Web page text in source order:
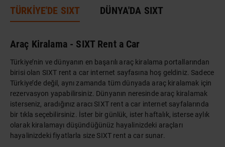
TÜRKİYE'DE SIXT DÜNYA'DA SIXT
Araç Kiralama - SIXT Rent a Car
Türkiye’nin ve dünyanın en başarılı araç kiralama portallarından
birisi olan SIXT rent a car internet sayfasına hoş geldiniz. Sadece
Türkiye’de değil, aynı zamanda tüm dünyada araç kiralamak için
rezervasyon yapabilirsiniz. Dünyanın neresinde araç kiralamak
isterseniz, aradığınız aracı SIXT rent a car internet sayfalarında
bir tıkla seçebilirsiniz. İster bir günlük, ister haftalık, isterse aylık
olarak kiralamayı düşündüğünüz hayalinizdeki araçları
hayalinizdeki fiyatlarla size SIXT rent a car sunar.